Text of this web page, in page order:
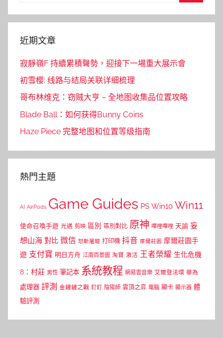
近期文章
寂靜嶺F 持續累積聲勢，迎接下一場重大展示會
初雪樱: 线路与结局关联详细梳理
哥布林维克：窃贼大亨 – 全地图收集品位置攻略
Blade Ball：如何获得Bunny Coins
Haze Piece 完整地图和位置等级指南
熱門主題
AI AirPods Game Guides PS Win10 Win11
使命召喚手遊 光遇 剪映 區別 區別對比 原神 嗶哩嗶哩 天諭 妄
想山海 對比 微信 怒斬屠龍 打印機 抖音 摩爾莊園 摩爾莊園手
遊 支付寶 明日方舟 江南百景圖 淘寶 激活 王者榮耀 生化危機
8：村莊 男性 筆記本 系統教程 網易雲音樂 艾爾登法環 華為
處理器 評測 金鏟鏟之戰 釘釘 陰陽師 雲頂之弈 電腦 顯卡 顯示器 體
驗評測